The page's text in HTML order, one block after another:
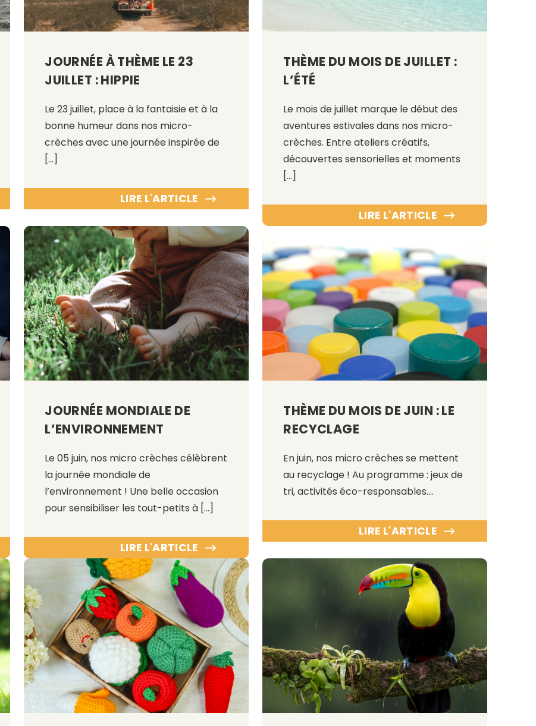
JOURNÉE À THÈME LE 23
JUILLET : HIPPIE
Le 23 juillet, place à la fantaisie et à la
bonne humeur dans nos micro-
crèches avec une journée inspirée de
[…]
LIRE L'ARTICLE
THÈME DU MOIS DE JUILLET :
L’ÉTÉ
Le mois de juillet marque le début des
aventures estivales dans nos micro-
crèches. Entre ateliers créatifs,
découvertes sensorielles et moments
[…]
LIRE L'ARTICLE
JOURNÉE MONDIALE DE
L’ENVIRONNEMENT
Le 05 juin, nos micro crèches célèbrent
la journée mondiale de
l’environnement ! Une belle occasion
pour sensibiliser les tout-petits à […]
LIRE L'ARTICLE
THÈME DU MOIS DE JUIN : LE
RECYCLAGE
En juin, nos micro crèches se mettent
au recyclage ! Au programme : jeux de
tri, activités éco-responsables….
LIRE L'ARTICLE